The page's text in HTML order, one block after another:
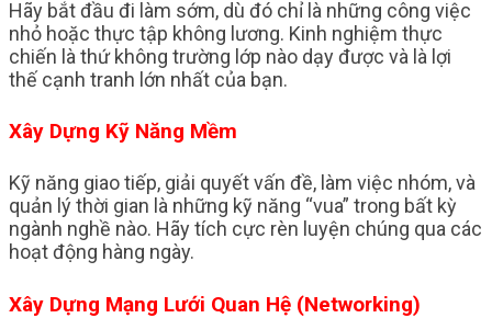
Hãy bắt đầu đi làm sớm, dù đó chỉ là những công việc
nhỏ hoặc thực tập không lương. Kinh nghiệm thực
chiến là thứ không trường lớp nào dạy được và là lợi
thế cạnh tranh lớn nhất của bạn.
Xây Dựng Kỹ Năng Mềm
Kỹ năng giao tiếp, giải quyết vấn đề, làm việc nhóm, và
quản lý thời gian là những kỹ năng “vua” trong bất kỳ
ngành nghề nào. Hãy tích cực rèn luyện chúng qua các
hoạt động hàng ngày.
Xây Dựng Mạng Lưới Quan Hệ (Networking)